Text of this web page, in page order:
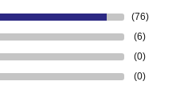
(76)
(6)
(0)
(0)